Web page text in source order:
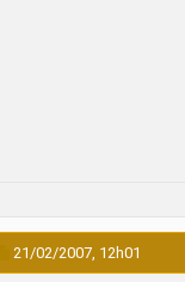
21/02/2007, 12h01